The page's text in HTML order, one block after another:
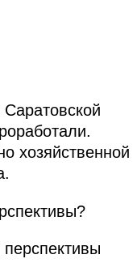
хозяйственной